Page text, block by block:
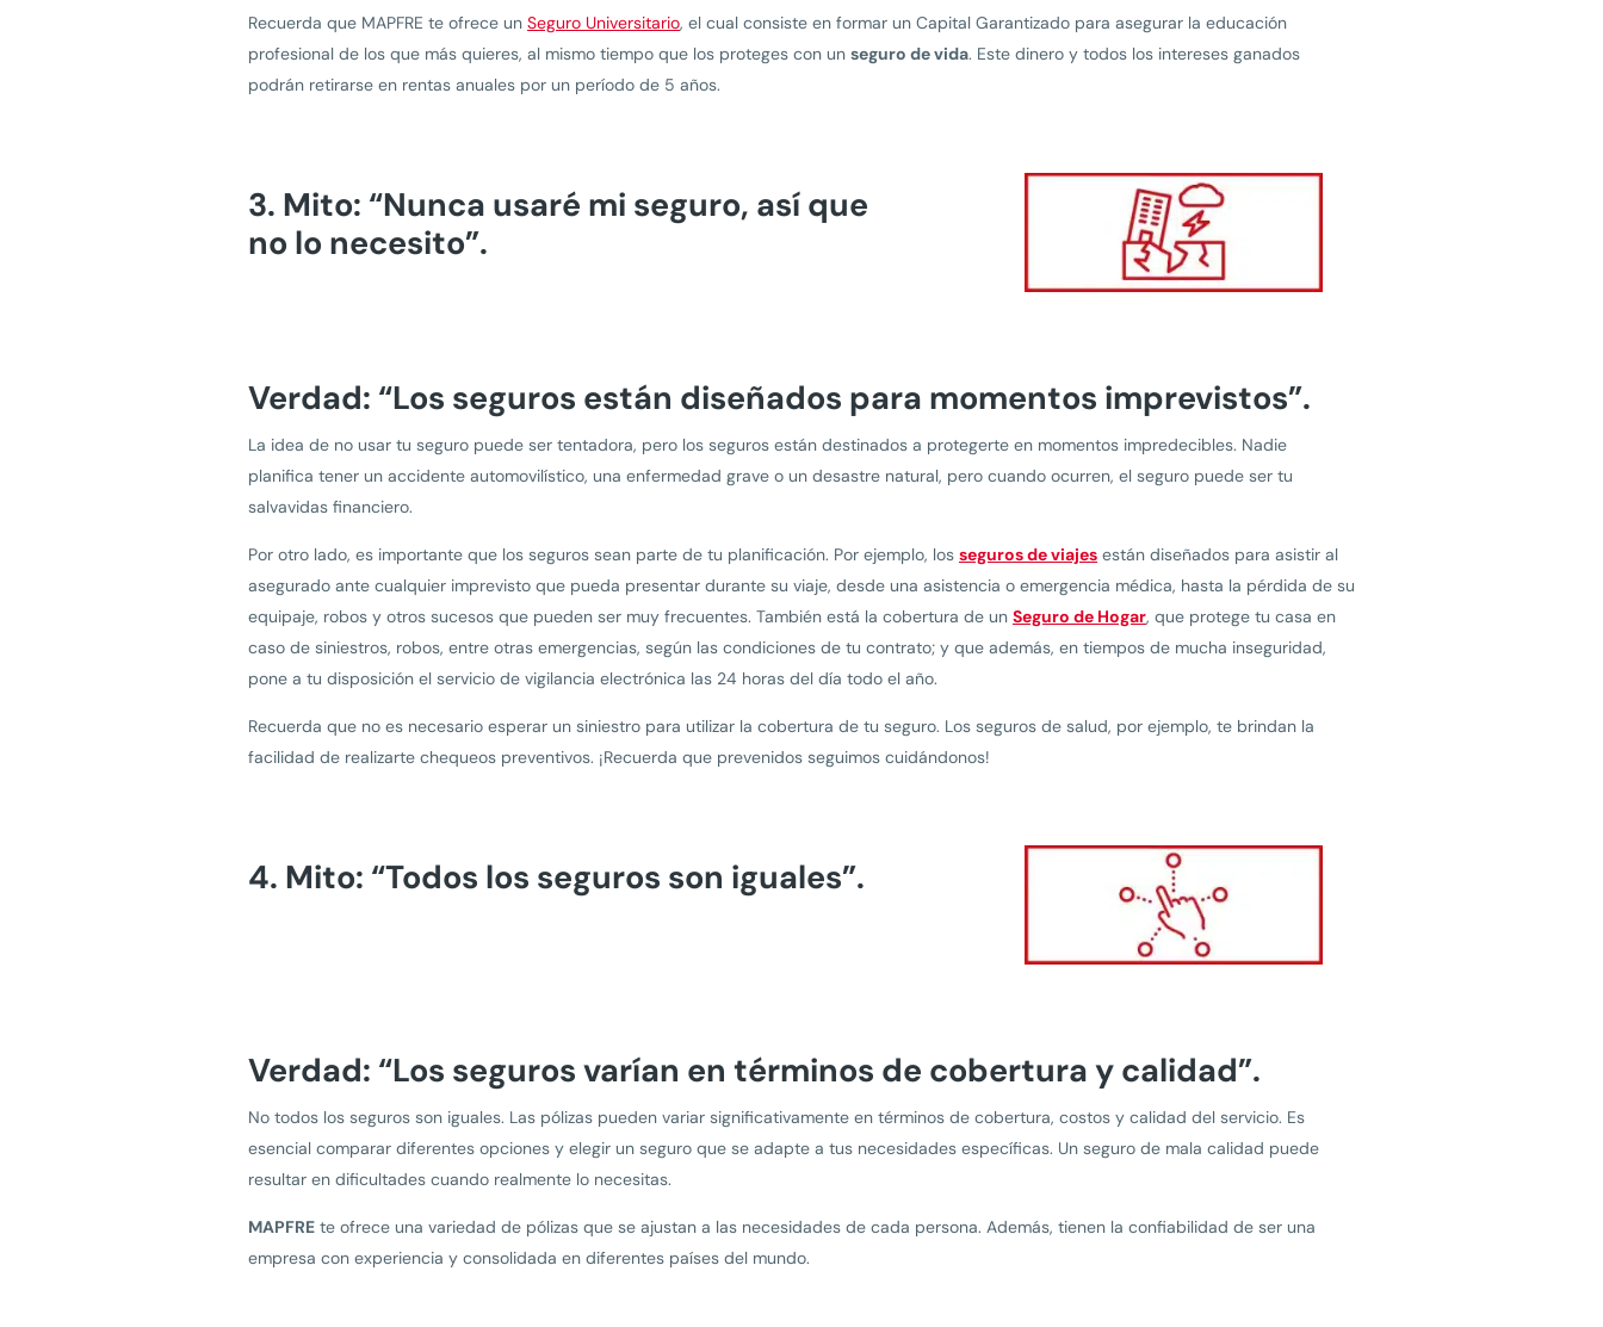
Recuerda que MAPFRE te ofrece un Seguro Universitario, el cual consiste en formar un Capital Garantizado para asegurar la educación
profesional de los que más quieres, al mismo tiempo que los proteges con un seguro de vida. Este dinero y todos los intereses ganados
podrán retirarse en rentas anuales por un período de 5 años.
3. Mito: “Nunca usaré mi seguro, así que
no lo necesito”.
Verdad: “Los seguros están diseñados para momentos imprevistos”.
La idea de no usar tu seguro puede ser tentadora, pero los seguros están destinados a protegerte en momentos impredecibles. Nadie
planifica tener un accidente automovilístico, una enfermedad grave o un desastre natural, pero cuando ocurren, el seguro puede ser tu
salvavidas financiero.
Por otro lado, es importante que los seguros sean parte de tu planificación. Por ejemplo, los seguros de viajes están diseñados para asistir al
asegurado ante cualquier imprevisto que pueda presentar durante su viaje, desde una asistencia o emergencia médica, hasta la pérdida de su
equipaje, robos y otros sucesos que pueden ser muy frecuentes. También está la cobertura de un Seguro de Hogar, que protege tu casa en
caso de siniestros, robos, entre otras emergencias, según las condiciones de tu contrato; y que además, en tiempos de mucha inseguridad,
pone a tu disposición el servicio de vigilancia electrónica las 24 horas del día todo el año.
Recuerda que no es necesario esperar un siniestro para utilizar la cobertura de tu seguro. Los seguros de salud, por ejemplo, te brindan la
facilidad de realizarte chequeos preventivos. ¡Recuerda que prevenidos seguimos cuidándonos!
4. Mito: “Todos los seguros son iguales”.
Verdad: “Los seguros varían en términos de cobertura y calidad”.
No todos los seguros son iguales. Las pólizas pueden variar significativamente en términos de cobertura, costos y calidad del servicio. Es
esencial comparar diferentes opciones y elegir un seguro que se adapte a tus necesidades específicas. Un seguro de mala calidad puede
resultar en dificultades cuando realmente lo necesitas.
MAPFRE te ofrece una variedad de pólizas que se ajustan a las necesidades de cada persona. Además, tienen la confiabilidad de ser una
empresa con experiencia y consolidada en diferentes países del mundo.